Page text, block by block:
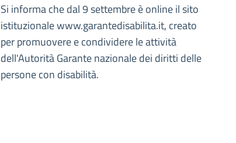
Si informa che dal 9 settembre è online il sito
istituzionale www.garantedisabilita.it, creato
per promuovere e condividere le attività
dell'Autorità Garante nazionale dei diritti delle
persone con disabilità.